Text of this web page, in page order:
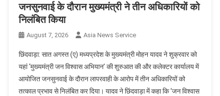
जनसुनवाई के दौरान मुख्यमंत्री ने तीन अधिकारियों को
निलंबित किया
August 7, 2026 Asia News Service
छिंदवाड़ा: सात अगस्त (ए) मध्यप्रदेश के मुख्यमंत्री मोहन यादव ने शुक्रवार को
यहां ‘मुख्यमंत्री जन विश्वास अभियान’ की शुरुआत की और कलेक्टर कार्यालय में
आयोजित जनसुनवाई के दौरान लापरवाही के आरोप में तीन अधिकारियों को
तत्काल प्रभाव से निलंबित कर दिया। यादव ने छिंदवाड़ा में कहा कि ‘जन विश्वास